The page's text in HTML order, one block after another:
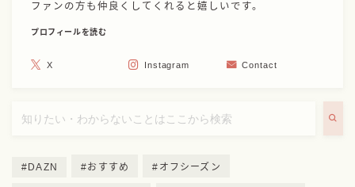
ファンの方も仲良くしてくれると嬉しいです。
プロフィールを読む
X Instagram Contact
DAZN おすすめ オフシーズン